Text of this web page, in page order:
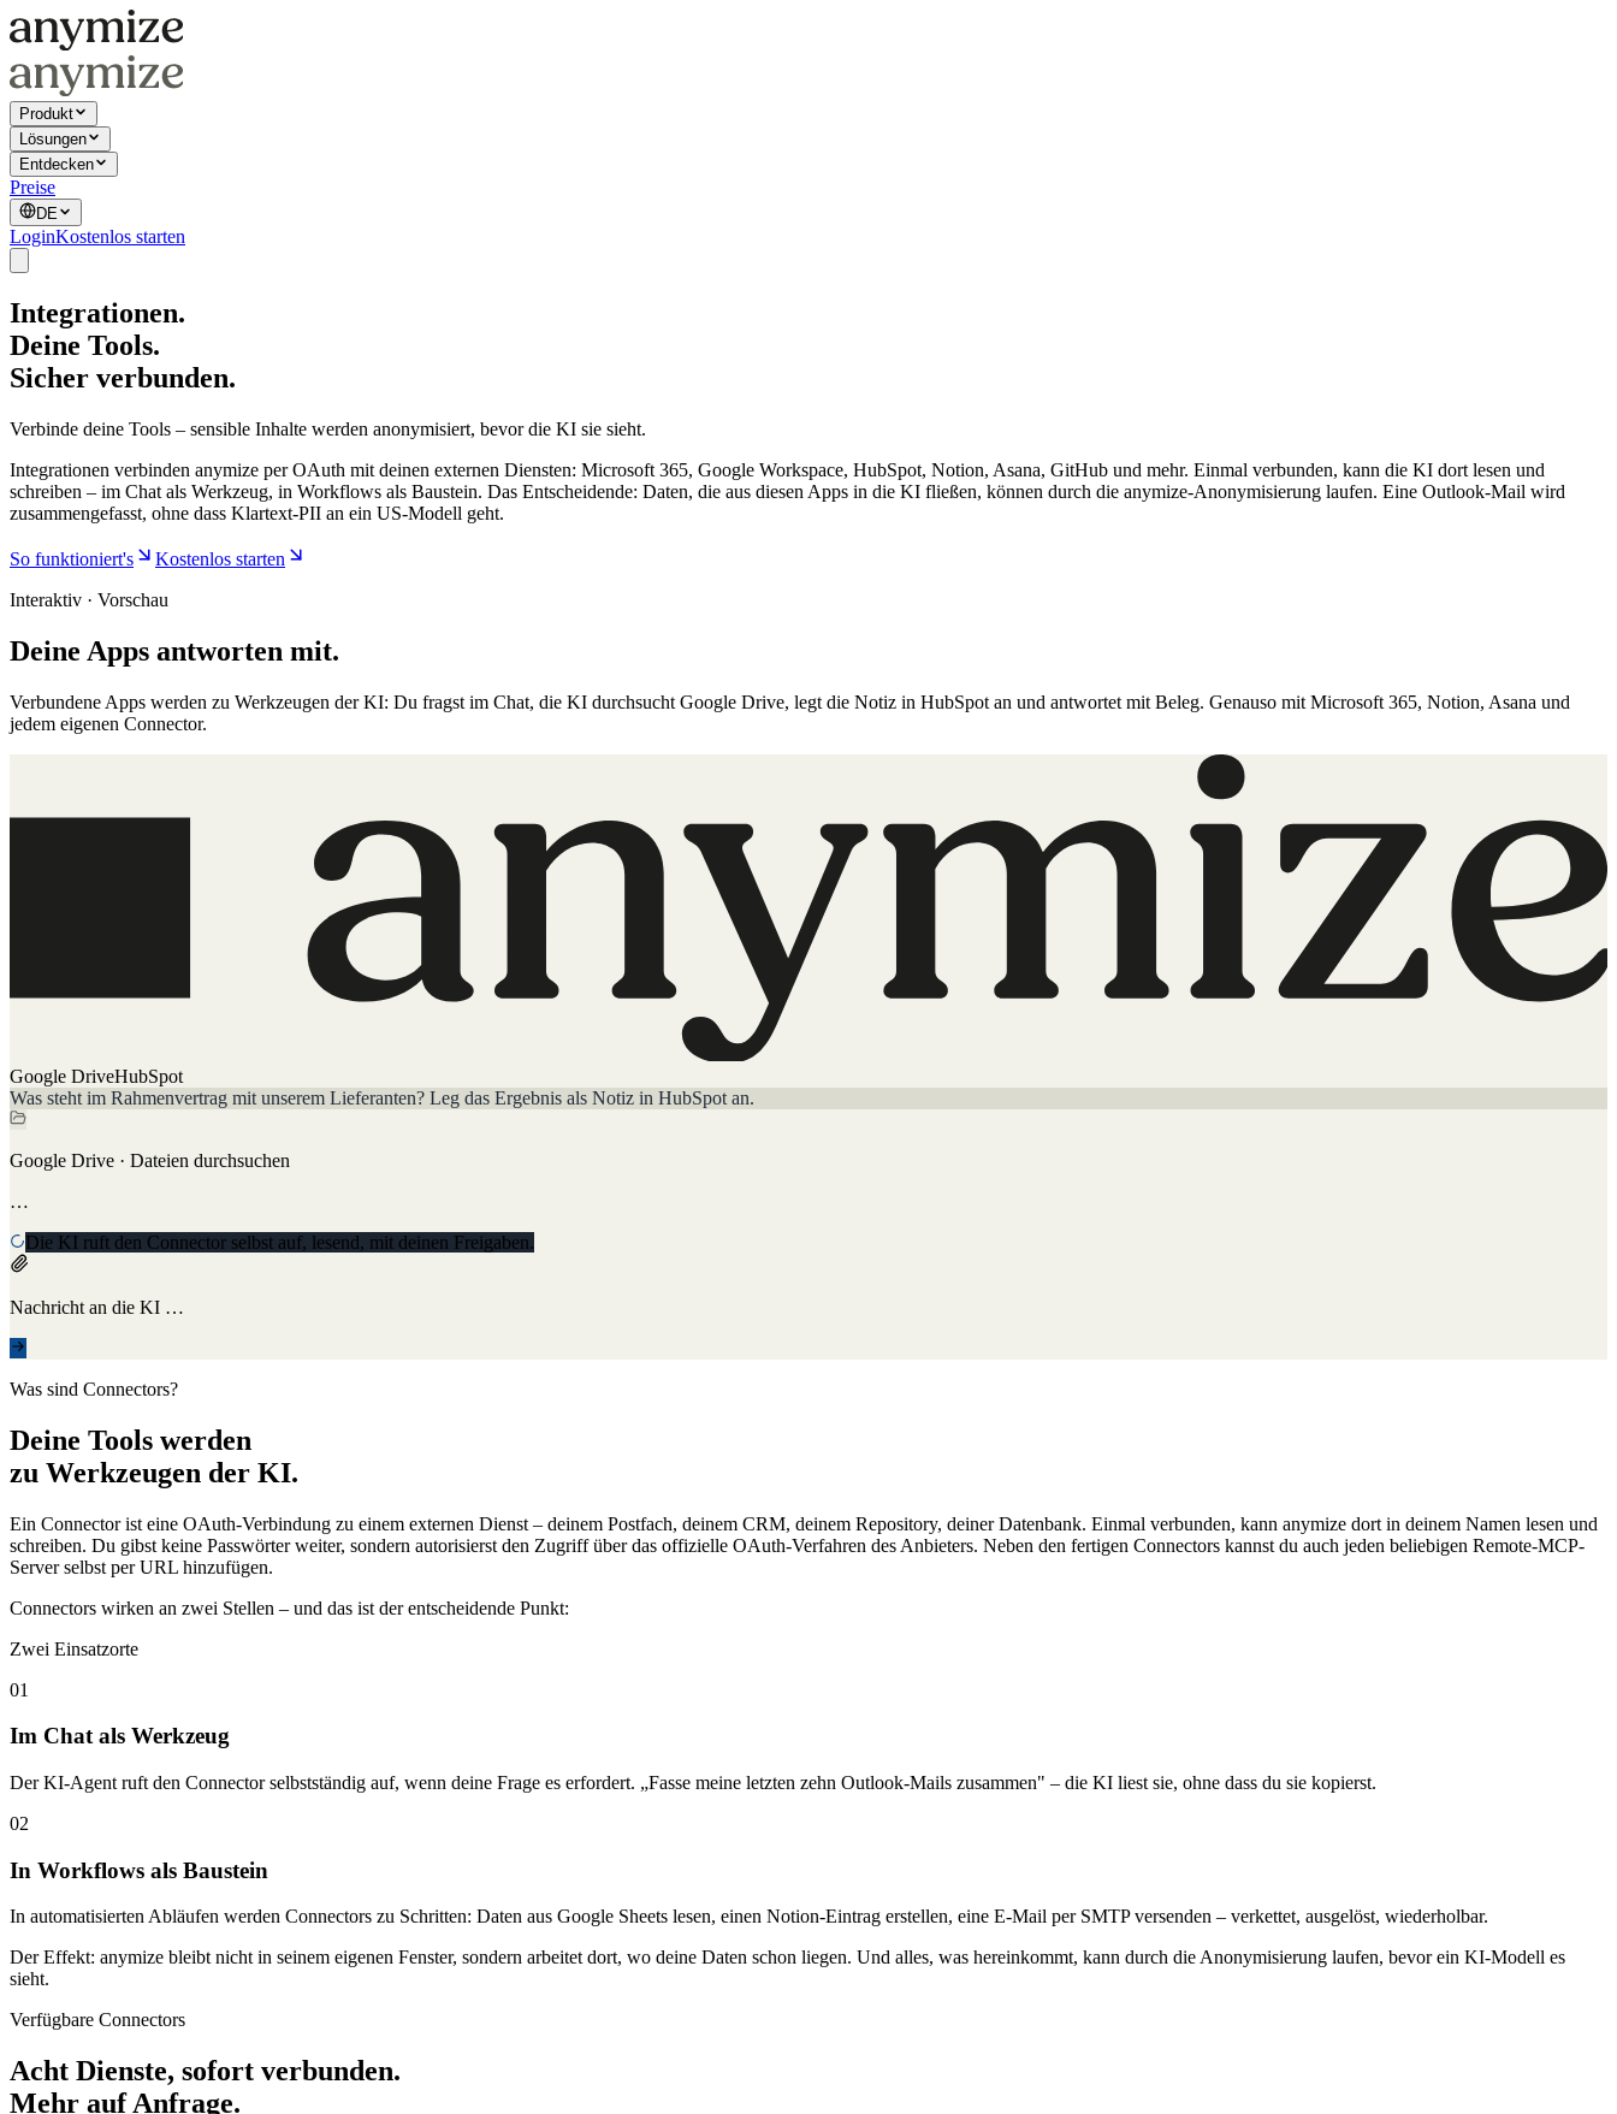
Produkt
Lösungen
Entdecken
Preise
DE
LoginKostenlos starten
Integrationen.
Deine Tools.
Sicher verbunden.
Verbinde deine Tools – sensible Inhalte werden anonymisiert, bevor die KI sie sieht.
Integrationen verbinden anymize per OAuth mit deinen externen Diensten: Microsoft 365, Google Workspace, HubSpot, Notion, Asana, GitHub und mehr. Einmal verbunden, kann die KI dort lesen und
schreiben – im Chat als Werkzeug, in Workflows als Baustein. Das Entscheidende: Daten, die aus diesen Apps in die KI fließen, können durch die anymize-Anonymisierung laufen. Eine Outlook-Mail wird
zusammengefasst, ohne dass Klartext-PII an ein US-Modell geht.
So funktioniert's
Kostenlos starten
Interaktiv · Vorschau
Deine Apps antworten mit.
Verbundene Apps werden zu Werkzeugen der KI: Du fragst im Chat, die KI durchsucht Google Drive, legt die Notiz in HubSpot an und antwortet mit Beleg. Genauso mit Microsoft 365, Notion, Asana und
jedem eigenen Connector.
Google DriveHubSpot
Was steht im Rahmenvertrag mit unserem Lieferanten? Leg das Ergebnis als Notiz in HubSpot an.
Google Drive · Dateien durchsuchen
Rahmenvertrag_2026.pdf · 3 Treffer
Die KI ruft den Connector selbst auf, lesend, mit deinen Freigaben.
HubSpot·Notiz anlegen
…
Schreibende Aktionen laufen nur über Werkzeuge, die du freigegeben hast.
Nachricht an die KI …
Was sind Connectors?
Deine Tools werden
zu Werkzeugen der KI.
schreiben. Du gibst keine Passwörter weiter, sondern autorisierst den Zugriff über das offizielle OAuth-Verfahren des Anbieters. Neben den fertigen Connectors kannst du auch jeden beliebigen Remote-MCP-
Connectors wirken an zwei Stellen – und das ist der entscheidende Punkt:
Zwei Einsatzorte
01
Im Chat als Werkzeug
Der KI-Agent ruft den Connector selbstständig auf, wenn deine Frage es erfordert. „Fasse meine letzten zehn Outlook-Mails zusammen" – die KI liest sie, ohne dass du sie kopierst.
02
In Workflows als Baustein
In automatisierten Abläufen werden Connectors zu Schritten: Daten aus Google Sheets lesen, einen Notion-Eintrag erstellen, eine E-Mail per SMTP versenden – verkettet, ausgelöst, wiederholbar.
Der Effekt: anymize bleibt nicht in seinem eigenen Fenster, sondern arbeitet dort, wo deine Daten schon liegen. Und alles, was hereinkommt, kann durch die Anonymisierung laufen, bevor ein KI-Modell es